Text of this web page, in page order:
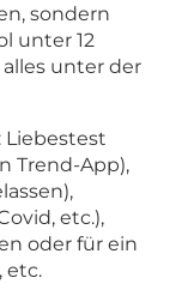
sondern
unter 12
unter der
Liebestest
Trend-App),
etc.),
oder für ein
etc.